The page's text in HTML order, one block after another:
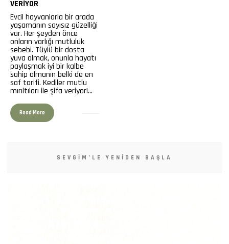
VERIYOR
Evcil hayvanlarla bir arada
yaşamanın sayısız güzelliği
var. Her şeyden önce
onların varlığı mutluluk
sebebi. Tüylü bir dosta
yuva olmak, onunla hayatı
paylaşmak iyi bir kalbe
sahip olmanın belki de en
saf tarifi. Kediler mutlu
mırıltıları ile şifa veriyor!…
Read More
SEVGIM’LE YENIDEN BAŞLA